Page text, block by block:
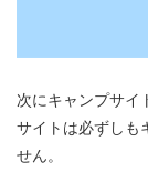
次にキャンプサイ
サイトは必ずしも
せん。